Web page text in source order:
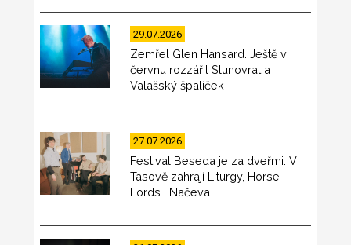
29.07.2026
Zemřel Glen Hansard. Ještě v
červnu rozzářil Slunovrat a
Valašský špalíček
27.07.2026
Festival Beseda je za dveřmi. V
Tasově zahrají Liturgy, Horse
Lords i Načeva